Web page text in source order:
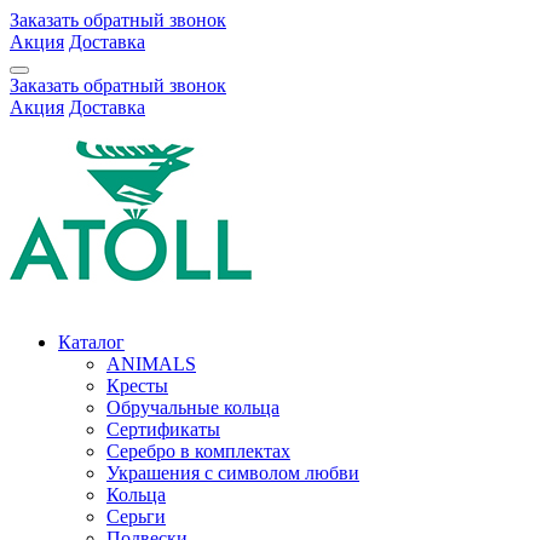
Заказать обратный звонок
Акция Доставка
Заказать обратный звонок
Акция Доставка
Каталог
ANIMALS
Кресты
Обручальные кольца
Сертификаты
Серебро в комплектах
Украшения с символом любви
Кольца
Серьги